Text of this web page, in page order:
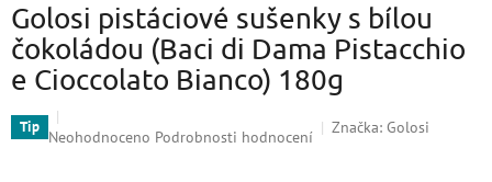
Golosi pistáciové sušenky s bílou
čokoládou (Baci di Dama Pistacchio
e Cioccolato Bianco) 180g
Tip Průměrné
Neohodnoceno Podrobnosti hodnocení
Značka: Golosi